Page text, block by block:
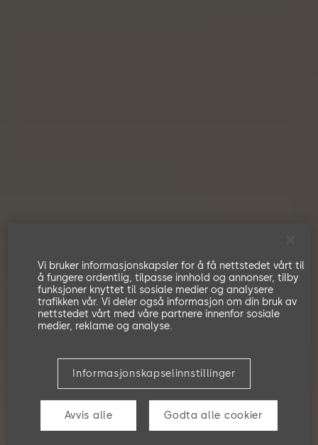
Vi bruker informasjonskapsler for å få nettstedet vårt til
å fungere ordentlig, tilpasse innhold og annonser, tilby
funksjoner knyttet til sosiale medier og analysere
trafikken vår. Vi deler også informasjon om din bruk av
nettstedet vårt med våre partnere innenfor sosiale
medier, reklame og analyse.
Informasjonskapselinnstillinger
Avvis alle Godta alle cookier